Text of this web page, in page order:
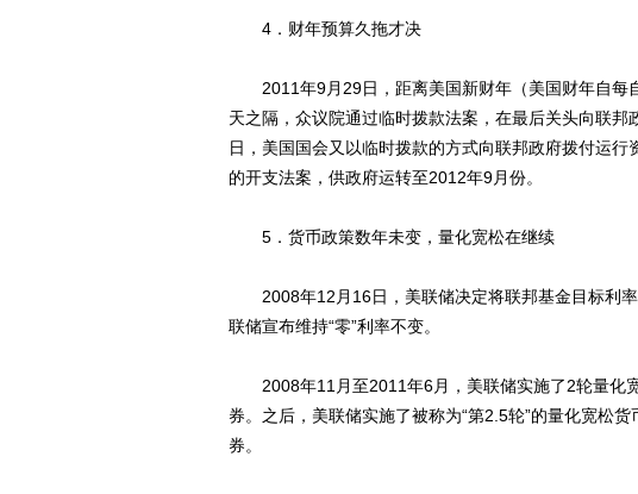
4．财年预算久拖才决
2011年9月29日，距离美国新财年（美国财年自每
天之隔，众议院通过临时拨款法案，在最后关头向联
日，美国国会又以临时拨款的方式向联邦政府拨付运
的开支法案，供政府运转至2012年9月份。
5．货币政策数年未变，量化宽松在继续
2008年12月16日，美联储决定将联邦基金目标利率
联储宣布维持“零”利率不变。
2008年11月至2011年6月，美联储实施了2轮量化
券。之后，美联储实施了被称为“第2.5轮”的量化宽松
券。